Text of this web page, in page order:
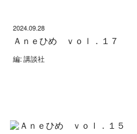
2024.09.28
Ａｎｅひめ ｖｏｌ．１７
編: 講談社